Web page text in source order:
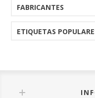
FABRICANTES
ETIQUETAS